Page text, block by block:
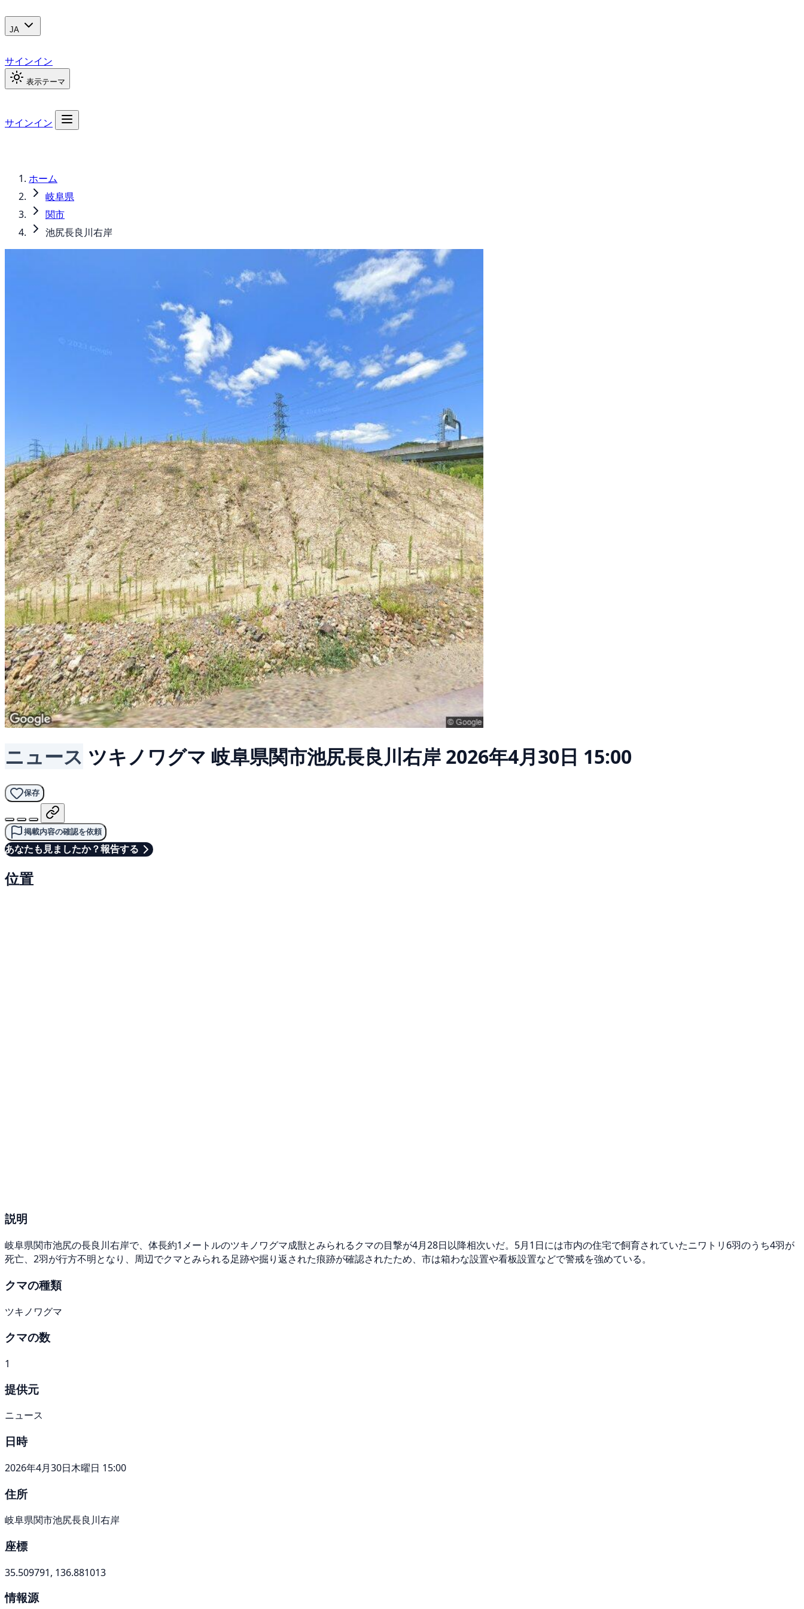
JA
サインイン
表示テーマ
サインイン
ホーム
岐阜県
関市
池尻長良川右岸
ニュース ツキノワグマ 岐阜県関市池尻長良川右岸 2026年4月30日 15:00
保存
掲載内容の確認を依頼
あなたも見ましたか？報告する
位置
説明
岐阜県関市池尻の長良川右岸で、体長約1メートルのツキノワグマ成獣とみられるクマの目撃が4月28日以降相次いだ。5月1日には市内の住宅で飼育されていたニワトリ6羽のうち4羽が
死亡、2羽が行方不明となり、周辺でクマとみられる足跡や掘り返された痕跡が確認されたため、市は箱わな設置や看板設置などで警戒を強めている。
クマの種類
ツキノワグマ
クマの数
1
提供元
ニュース
日時
2026年4月30日木曜日 15:00
住所
岐阜県関市池尻長良川右岸
座標
35.509791, 136.881013
情報源